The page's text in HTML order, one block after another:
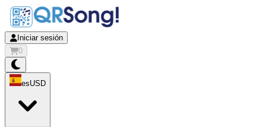
Iniciar sesión
0
esUSD